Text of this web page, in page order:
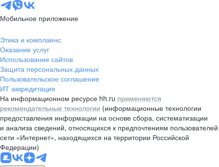
Мобильное приложение
Этика и комплаенс
Оказание услуг
Использование сайтов
Защита персональных данных
Пользовательское соглашение
ИТ аккредитация
На информационном ресурсе hh.ru применяются
рекомендательные технологии (информационные технологии
предоставления информации на основе сбора, систематизации
и анализа сведений, относящихся к предпочтениям пользователей
сети «Интернет», находящихся на территории Российской
Федерации)